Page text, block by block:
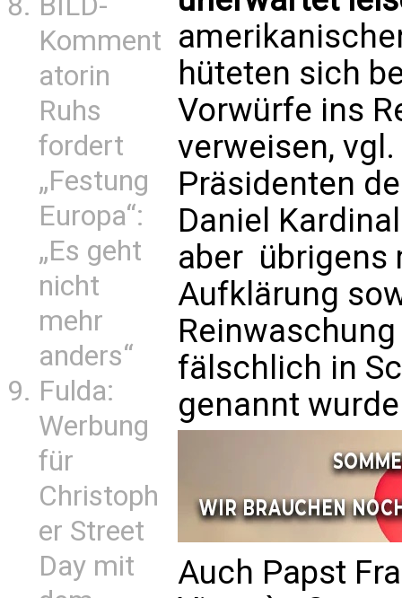
Komment
atorin
Ruhs
fordert
„Festung
Europa“:
„Es geht
nicht
mehr
anders“
Fulda:
Werbung
für
Christoph
er Street
Day mit
hüteten sich
Vorwürfe ins
verweisen, vgl.
Präsidenten
Daniel
aber 
Aufklärung
fälschlich in
genannt
Auch Papst